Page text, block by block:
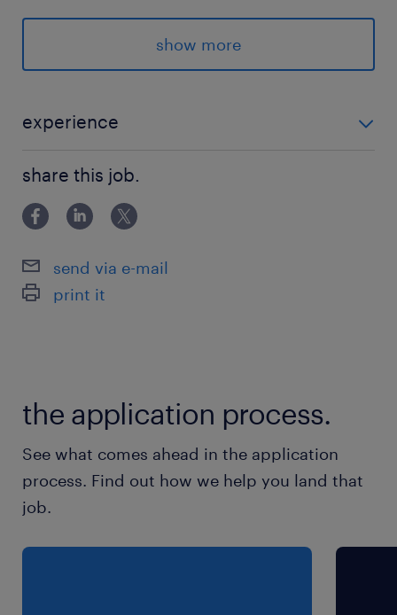
雇用期間
show more
experience
の開発・運用経験 ・Go、Java、Python等のサーバー
サイド開発経験 ・RDB等におけるスキーマ設計やデー
タモデリングの経験 ・要件定義から実
share this job.
send via e-mail
print it
the application process.
See what comes ahead in the application
process. Find out how we help you land that
job.